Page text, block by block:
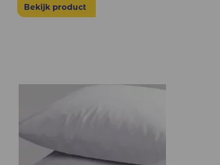
Bekijk product